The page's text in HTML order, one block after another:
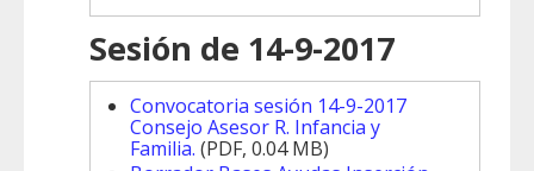
Sesión de 14-9-2017
Convocatoria sesión 14-9-2017
Consejo Asesor R. Infancia y
Familia. (PDF, 0.04 MB)